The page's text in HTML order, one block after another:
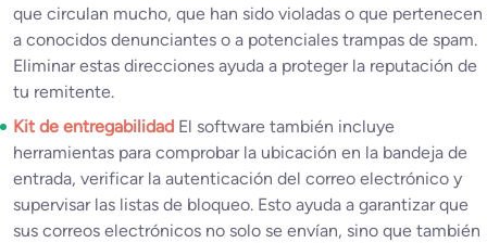
que circulan mucho, que han sido violadas o que pertenecen
a conocidos denunciantes o a potenciales trampas de spam.
Eliminar estas direcciones ayuda a proteger la reputación de
tu remitente.
Kit de entregabilidad El software también incluye
herramientas para comprobar la ubicación en la bandeja de
entrada, verificar la autenticación del correo electrónico y
supervisar las listas de bloqueo. Esto ayuda a garantizar que
sus correos electrónicos no solo se envían, sino que también